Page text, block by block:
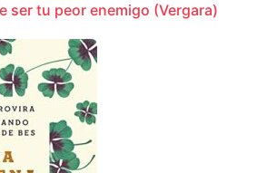
ser tu peor enemigo (Vergara)